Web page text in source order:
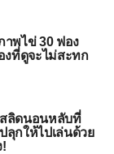
าพไข่ 30 ฟอง
งที่ดูจะไม่สะทก
สลิดนอนหลับที่
ลุกให้ไปเล่นด้วย
!